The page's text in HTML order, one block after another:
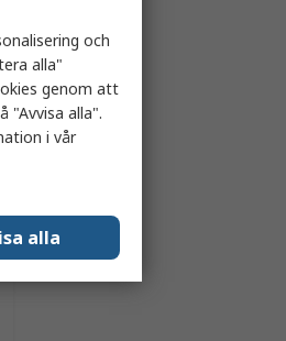
och
alla"
genom att
"Avvisa alla".
i vår
alla